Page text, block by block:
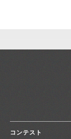
コンテスト